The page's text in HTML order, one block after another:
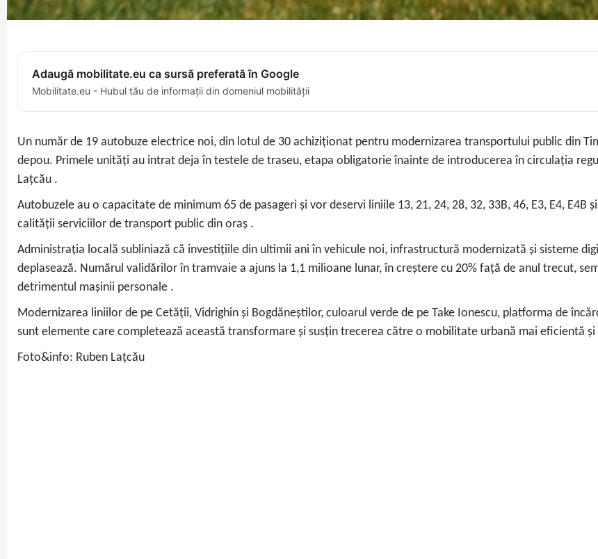
Adaugă mobilitate.eu ca sursă preferată în Google
Mobilitate.eu - Hubul tău de informații din domeniul mobilității
Un număr de 19 autobuze electrice noi, din lotul de 30 achiziționat pentru modernizarea transportului public din
depou. Primele unități au intrat deja în testele de traseu, etapa obligatorie înainte de introducerea în circulația
Lațcău .
Autobuzele au o capacitate de minimum 65 de pasageri și vor deservi liniile 13, 21, 24, 28, 32, 33B, 46, E3, E4,
calității serviciilor de transport public din oraș .
Administrația locală subliniază că investițiile din ultimii ani în vehicule noi, infrastructură modernizată și sisteme
deplasează. Numărul validărilor în tramvaie a ajuns la 1,1 milioane lunar, în creștere cu 20% față de anul trecut,
detrimentul mașinii personale .
Modernizarea liniilor de pe Cetății, Vidrighin și Bogdăneștilor, culoarul verde de pe Take Ionescu, platforma de
sunt elemente care completează această transformare și susțin trecerea către o mobilitate urbană mai eficientă
Foto&info: Ruben Lațcău